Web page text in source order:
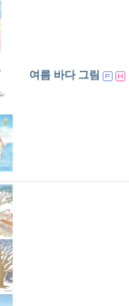
여름 바다 그림